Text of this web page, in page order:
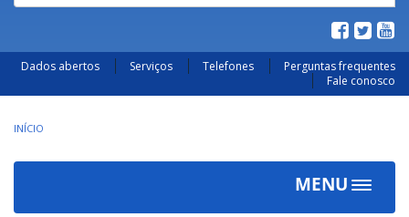
Dados abertos Serviços Telefones
Perguntas frequentes
Fale conosco
INÍCIO
MENU
Toggle